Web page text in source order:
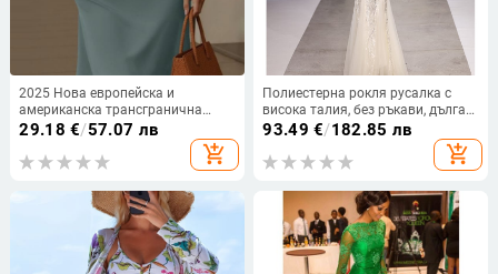
2025 Нова европейска и
американска трансгранична
елегантна рокля с кръгло
едноцветна, със страничен джоб
29.18 €/57.07 лв
add_shopping_cart
Полиестерна рокля русалка с
висока талия, без ръкави, дълга
пола
93.49 €/182.85 лв
add_shopping_cart